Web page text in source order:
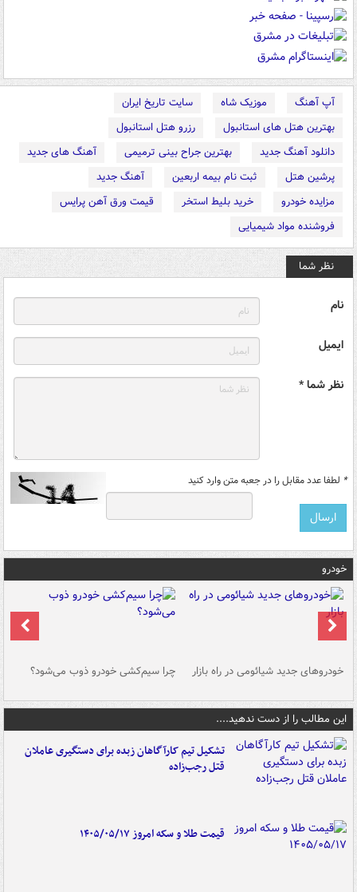
آپ آهنگ موزیک شاه
سایت تاریخ ایران
بهترین هتل های استانبول
رزرو هتل استانبول
دانلود آهنگ جدید
بهترین جراح بینی ترمیمی
آهنگ های جدید
پرشین هتل
ثبت نام بیمه اربعین
آهنگ جدید
مزایده خودرو
خرید بلیط استخر
قیمت ورق آهن پرایس
فروشنده مواد شیمیایی
نظر شما
نام
ایمیل
نظر شما *
* لطفا عدد مقابل را در جعبه متن وارد کنید
خودرو
خودروهای جدید شیائومی در راه بازار چرا سیم‌کشی خودرو ذوب می‌شود؟
این مطالب را از دست ندهید....
تشکیل تیم کارآگاهان زبده برای دستگیری عاملان
قتل رجب‌زاده
قیمت طلا و سکه امروز ۱۴۰۵/۰۵/۱۷